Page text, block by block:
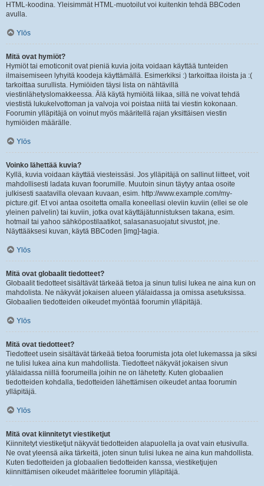
HTML-koodina. Yleisimmät HTML-muotoilut voi kuitenkin tehdä BBCoden
avulla.
Ylös
Mitä ovat hymiöt?
Hymiöt tai emoticonit ovat pieniä kuvia joita voidaan käyttää tunteiden
ilmaisemiseen lyhyitä koodeja käyttämällä. Esimerkiksi :) tarkoittaa iloista ja :(
tarkoittaa surullista. Hymiöiden täysi lista on nähtävillä
viestinlähetyslomakkeessa. Älä käytä hymiöitä liikaa, sillä ne voivat tehdä
viestistä lukukelvottoman ja valvoja voi poistaa niitä tai viestin kokonaan.
Foorumin ylläpitäjä on voinut myös määritellä rajan yksittäisen viestin
hymiöiden määrälle.
Ylös
Voinko lähettää kuvia?
Kyllä, kuvia voidaan käyttää viesteissäsi. Jos ylläpitäjä on sallinut liitteet, voit
mahdollisesti ladata kuvan foorumille. Muutoin sinun täytyy antaa osoite
julkisesti saatavilla olevaan kuvaan, esim. http://www.example.com/my-
picture.gif. Et voi antaa osoitetta omalla koneellasi oleviin kuviin (ellei se ole
yleinen palvelin) tai kuviin, jotka ovat käyttäjätunnistuksen takana, esim.
hotmail tai yahoo sähköpostilaatikot, salasanasuojatut sivustot, jne.
Näyttääksesi kuvan, käytä BBCoden [img]-tagia.
Ylös
Mitä ovat globaalit tiedotteet?
Globaalit tiedotteet sisältävät tärkeää tietoa ja sinun tulisi lukea ne aina kun on
mahdolista. Ne näkyvät jokaisen alueen ylälaidassa ja omissa asetuksissa.
Globaalien tiedotteiden oikeudet myöntää foorumin ylläpitäjä.
Ylös
Mitä ovat tiedotteet?
Tiedotteet usein sisältävät tärkeää tietoa foorumista jota olet lukemassa ja siksi
ne tulisi lukea aina kun mahdollista. Tiedotteet näkyvät jokaisen sivun
ylälaidassa niillä foorumeilla joihin ne on lähetetty. Kuten globaalien
tiedotteiden kohdalla, tiedotteiden lähettämisen oikeudet antaa foorumin
ylläpitäjä.
Ylös
Mitä ovat kiinnitetyt viestiketjut
Kiinnitetyt viestiketjut näkyvät tiedotteiden alapuolella ja ovat vain etusivulla.
Ne ovat yleensä aika tärkeitä, joten sinun tulisi lukea ne aina kun mahdollista.
Kuten tiedotteiden ja globaalien tiedotteiden kanssa, viestiketjujen
kiinnittämisen oikeudet määrittelee foorumin ylläpitäjä.